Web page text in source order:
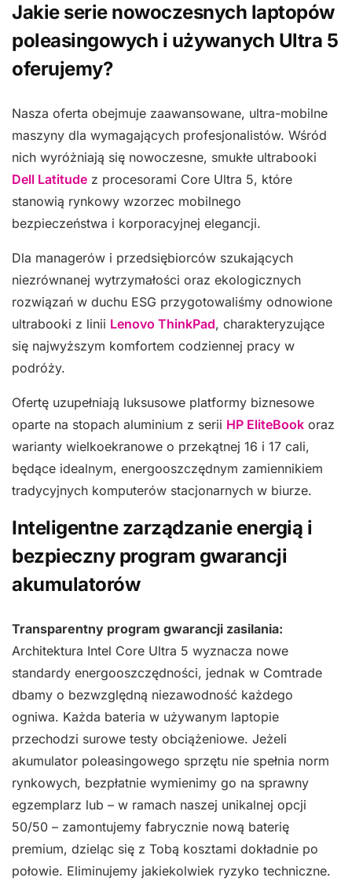
Jakie serie nowoczesnych laptopów
poleasingowych i używanych Ultra 5
oferujemy?
Nasza oferta obejmuje zaawansowane, ultra-mobilne
maszyny dla wymagających profesjonalistów. Wśród
nich wyróżniają się nowoczesne, smukłe ultrabooki
Dell Latitude z procesorami Core Ultra 5, które
stanowią rynkowy wzorzec mobilnego
bezpieczeństwa i korporacyjnej elegancji.
Dla managerów i przedsiębiorców szukających
niezrównanej wytrzymałości oraz ekologicznych
rozwiązań w duchu ESG przygotowaliśmy odnowione
ultrabooki z linii Lenovo ThinkPad, charakteryzujące
się najwyższym komfortem codziennej pracy w
podróży.
Ofertę uzupełniają luksusowe platformy biznesowe
oparte na stopach aluminium z serii HP EliteBook oraz
warianty wielkoekranowe o przekątnej 16 i 17 cali,
będące idealnym, energooszczędnym zamiennikiem
tradycyjnych komputerów stacjonarnych w biurze.
Inteligentne zarządzanie energią i
bezpieczny program gwarancji
akumulatorów
Transparentny program gwarancji zasilania:
Architektura Intel Core Ultra 5 wyznacza nowe
standardy energooszczędności, jednak w Comtrade
dbamy o bezwzględną niezawodność każdego
ogniwa. Każda bateria w używanym laptopie
przechodzi surowe testy obciążeniowe. Jeżeli
akumulator poleasingowego sprzętu nie spełnia norm
rynkowych, bezpłatnie wymienimy go na sprawny
egzemplarz lub – w ramach naszej unikalnej opcji
50/50 – zamontujemy fabrycznie nową baterię
premium, dzieląc się z Tobą kosztami dokładnie po
połowie. Eliminujemy jakiekolwiek ryzyko techniczne.